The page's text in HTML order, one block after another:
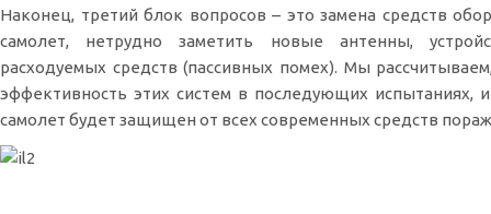
Наконец, третий блок вопросов – это замена средств
самолет, нетрудно заметить новые антенны,
расходуемых средств (пассивных помех). Мы
эффективность этих систем в последующих испытаниях,
самолет будет защищен от всех современных средств